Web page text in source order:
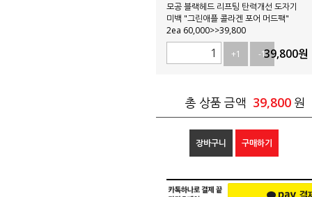
모공 블랙헤드 리프팅 탄력개선 도자기
미백 "그린애플 콜라겐 포어 머드팩"
2ea 60,000>>39,800
+1
-139,800원
총 상품 금액 39,800 원
장바구니 구매하기